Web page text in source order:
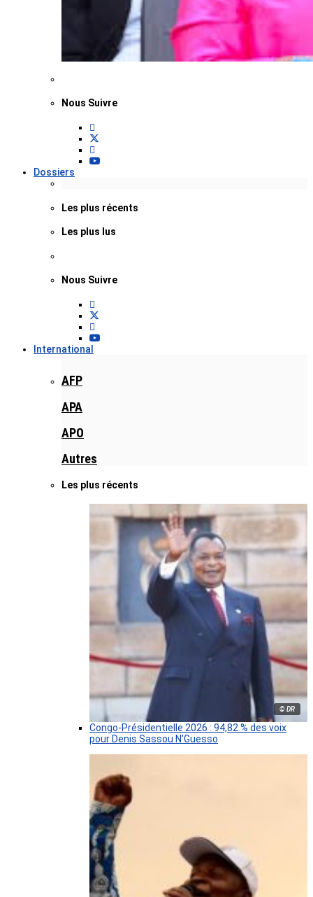
Nous Suivre
Dossiers
Les plus récents
Les plus lus
Nous Suivre
International
AFP
APA
APO
Autres
Les plus récents
© DR
Congo-Présidentielle 2026 : 94,82 % des voix
pour Denis Sassou N’Guesso